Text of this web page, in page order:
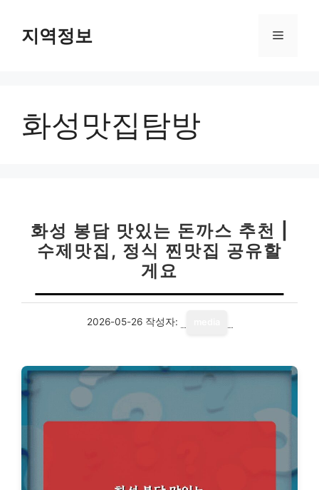
지역정보 메
화성맛집탐방
화성 봉담 맛있는 돈까스 추천 |
수제맛집, 정식 찐맛집 공유할
게요
2026-05-26 작성자: